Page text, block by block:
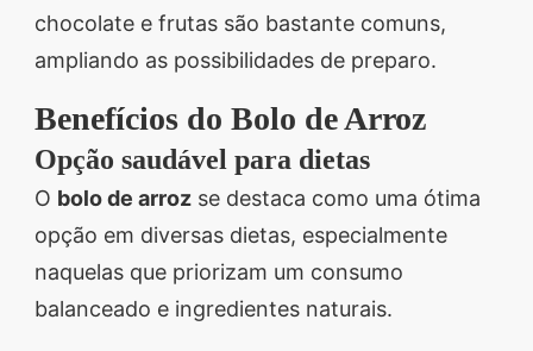
chocolate e frutas são bastante comuns,
ampliando as possibilidades de preparo.
Benefícios do Bolo de Arroz
Opção saudável para dietas
O bolo de arroz se destaca como uma ótima
opção em diversas dietas, especialmente
naquelas que priorizam um consumo
balanceado e ingredientes naturais.